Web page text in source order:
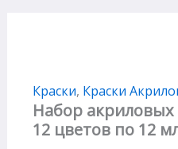
Краски, Краски
Набор
12 цветов по 12